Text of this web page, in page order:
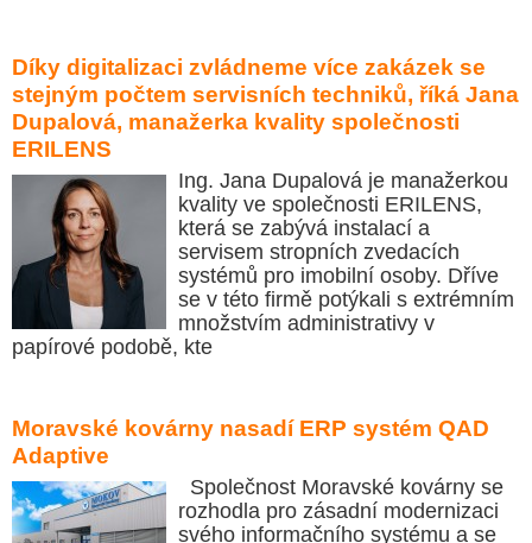
Díky digitalizaci zvládneme více zakázek se
stejným počtem servisních techniků, říká Jana
Dupalová, manažerka kvality společnosti
ERILENS
Ing. Jana Dupalová je manažerkou
kvality ve společnosti ERILENS,
která se zabývá instalací a
servisem stropních zvedacích
systémů pro imobilní osoby. Dříve
se v této firmě potýkali s extrémním
množstvím administrativy v
papírové podobě, kte
Moravské kovárny nasadí ERP systém QAD
Adaptive
Společnost Moravské kovárny se
rozhodla pro zásadní modernizaci
svého informačního systému a se